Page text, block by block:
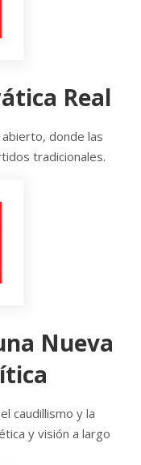
Real
donde las
tradicionales.
Nueva
caudillismo y la
y visión a largo